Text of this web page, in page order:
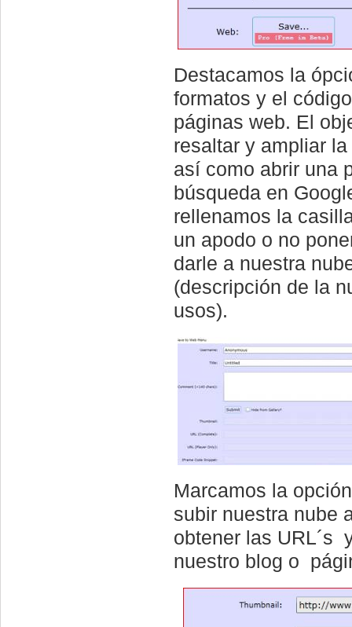
Destacamos la
formatos y el
páginas web. El
resaltar y ampliar
así como abrir una
búsqueda en
rellenamos la
un apodo o no
darle a nuestra
(descripción de la
usos).
Marcamos la
subir nuestra nube
obtener las URL´s
nuestro blog o